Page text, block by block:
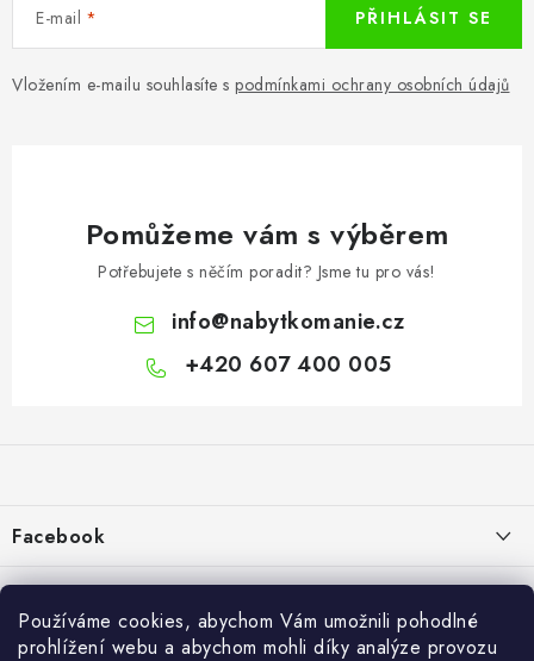
Používáme cookies, abychom Vám umožnili pohodlné
prohlížení webu a abychom mohli díky analýze provozu
E-mail
Vložením e-mailu souhlasíte s podmínkami ochrany osobních údajů
PŘIHLÁSIT SE
Pomůžeme vám s výběrem
Potřebujete s něčím poradit? Jsme tu pro vás!
info@nabytkomanie.cz
+420 607 400 005
a
í
Facebook
Vše o nákupu